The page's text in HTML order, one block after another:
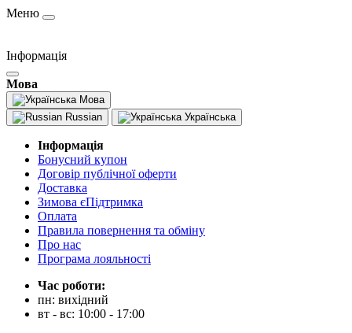
Меню
Інформація
Мова
Мова
Russian
Українська
Інформація
Бонусний купон
Договір публічної оферти
Доставка
Зимова єПідтримка
Оплата
Правила повернення та обміну
Про нас
Програма лояльності
Час роботи:
пн: вихідний
вт - вс: 10:00 - 17:00